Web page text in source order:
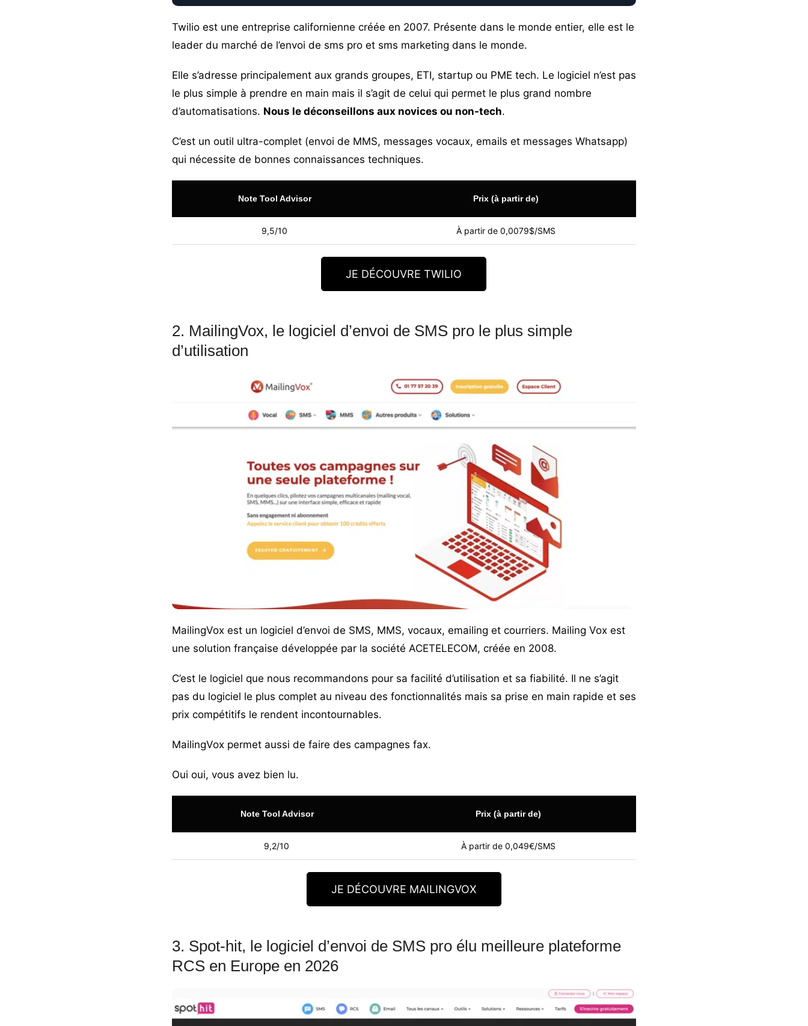
Twilioest une entreprise californienne créée en 2007. Présente dans le monde entier, elle est le
leader du marché de l’envoi de sms pro et sms marketing dans le monde.
Elle s’adresse principalement aux grands groupes, ETI, startup ou PME tech. Le logiciel n’est pas
le plus simple à prendre en main mais il s’agit de celui qui permet le plus grand nombre
d’automatisations. Nous le déconseillons aux novices ou non-tech.
C’est un outil ultra-complet (envoi de MMS, messages vocaux, emails et messages Whatsapp)
qui nécessite de bonnes connaissances techniques.
Note Tool Advisor Prix (à partir de)
9,5/10 À partir de 0,0079$/SMS
JE DÉCOUVRE TWILIO
2. MailingVox, le logiciel d’envoi de SMS pro le plus simple
d’utilisation
MailingVoxest un logiciel d’envoi de SMS, MMS, vocaux, emailing et courriers. Mailing Vox est
une solution française développée par la société ACETELECOM, créée en 2008.
C’est le logiciel que nous recommandons pour sa facilité d’utilisation et sa fiabilité. Il ne s’agit
pas du logiciel le plus complet au niveau des fonctionnalités mais sa prise en main rapide et ses
prix compétitifs le rendent incontournables.
MailingVox permet aussi de faire des campagnes fax.
Oui oui, vous avez bien lu.
Note Tool Advisor Prix (à partir de)
9,2/10 À partir de 0,049€/SMS
JE DÉCOUVRE MAILINGVOX
3. Spot-hit, le logiciel d’envoi de SMS pro élu meilleure plateforme
RCS en Europe en 2026